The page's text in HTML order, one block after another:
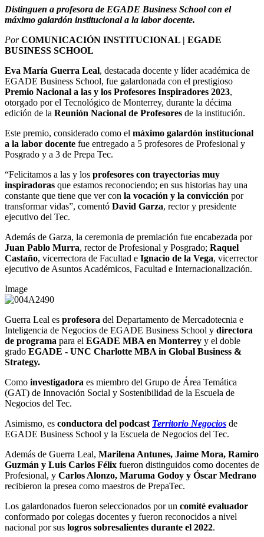
Distinguen a profesora de EGADE Business School con el
máximo galardón institucional a la labor docente.
PorCOMUNICACIÓN INSTITUCIONAL | EGADE
BUSINESS SCHOOL
Eva María Guerra Leal, destacada docente y líder académica de
EGADE Business School, fue galardonada con el prestigioso
Premio Nacional a las y los Profesores Inspiradores 2023,
otorgado por el Tecnológico de Monterrey, durante la décima
edición de la Reunión Nacional de Profesores de la institución.
Este premio, considerado como el máximo galardón institucional
a la labor docente fue entregado a 5 profesores de Profesional y
Posgrado y a 3 de Prepa Tec.
“Felicitamos a las y los profesores con trayectorias muy
inspiradoras que estamos reconociendo; en sus historias hay una
constante que tiene que ver con la vocación y la convicción por
transformar vidas”, comentó David Garza, rector y presidente
ejecutivo del Tec.
Además de Garza, la ceremonia de premiación fue encabezada por
Juan Pablo Murra, rector de Profesional y Posgrado; Raquel
Castaño, vicerrectora de Facultad e Ignacio de la Vega, vicerrector
ejecutivo de Asuntos Académicos, Facultad e Internacionalización.
Image
Guerra Leal es profesora del Departamento de Mercadotecnia e
Inteligencia de Negocios de EGADE Business School y directora
de programa para el EGADE MBA en Monterrey y el doble
grado EGADE - UNC Charlotte MBA in Global Business &
Strategy.
Como investigadora es miembro del Grupo de Área Temática
(GAT) de Innovación Social y Sostenibilidad de la Escuela de
Negocios del Tec.
Asimismo, es conductora del podcast Territorio Negocios de
EGADE Business School y la Escuela de Negocios del Tec.
Además de Guerra Leal, Marilena Antunes, Jaime Mora, Ramiro
Guzmán y Luis Carlos Félix fueron distinguidos como docentes de
Profesional, y Carlos Alonzo, Maruma Godoy y Óscar Medrano
recibieron la presea como maestros de PrepaTec.
Los galardonados fueron seleccionados por un comité evaluador
conformado por colegas docentes y fueron reconocidos a nivel
nacional por sus logros sobresalientes durante el 2022.